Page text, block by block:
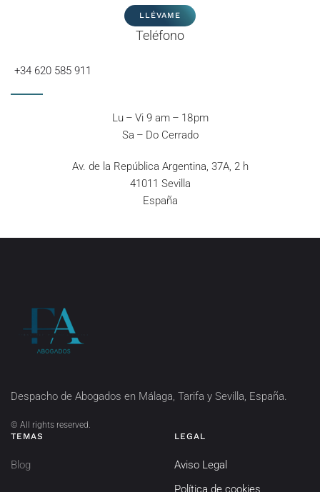
LLÉVAME
Teléfono
+34 620 585 911
Lu – Vi 9 am – 18 pm
Sa – Do Cerrado
Av. de la República Argentina, 37A, 2 h
41011 Sevilla
España
Despacho de Abogados en Málaga, Tarifa y Sevilla, España.
© All rights reserved.
TEMAS
Blog
LEGAL
Aviso Legal